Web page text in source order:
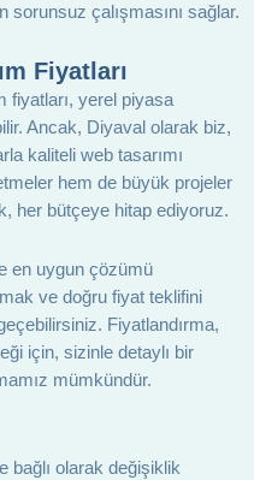
çalışmasını sağlar.
Fiyatları
fiyatları, yerel piyasa
Ancak, Diyaval olarak biz,
kaliteli web tasarımı
hem de büyük projeler
her bütçeye hitap ediyoruz.
en uygun çözümü
ve doğru fiyat teklifini
Fiyatlandırma,
için, sizinle detaylı bir
mümkündür.
bağlı olarak değişiklik